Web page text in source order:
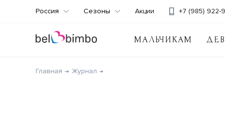
МАЛЬЧИКАМ
+7 (985) 922-
Россия Сезоны Акции
Главная Журнал